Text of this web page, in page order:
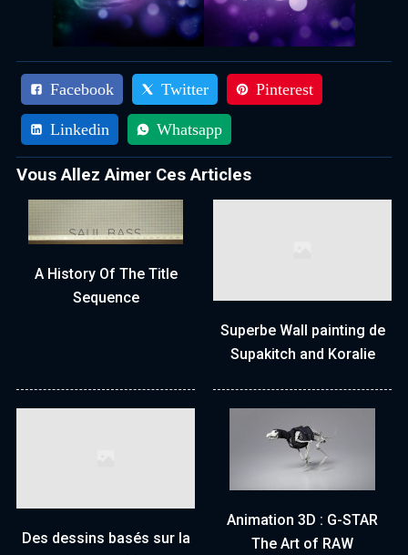
Facebook Twitter Pinterest
Linkedin Whatsapp
Vous Allez Aimer Ces Articles
A History Of The Title
Sequence
Superbe Wall painting de
Supakitch and Koralie
Des dessins basés sur la
Animation 3D : G-STAR
The Art of RAW